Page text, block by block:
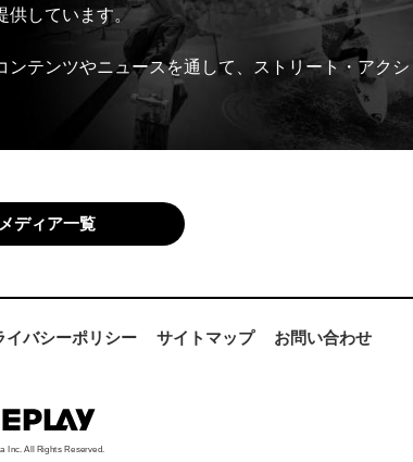
供しています。
テンツやニュースを通して、ストリート・アクシ
ディア一覧
イバシーポリシー サイトマップ お問い合わせ
Inc. All Rights Reserved.